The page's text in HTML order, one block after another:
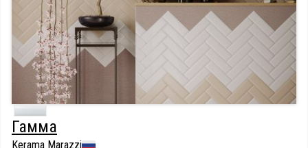
Гамма
Kerama Marazzi